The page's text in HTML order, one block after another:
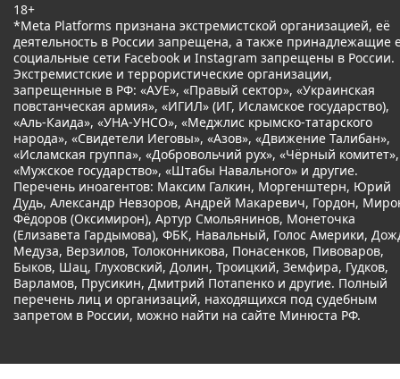
18+
*Meta Platforms признана экстремистской организацией, её
деятельность в России запрещена, а также принадлежащие
социальные сети Facebook и Instagram запрещены в России.
Экстремистские и террористические организации,
запрещенные в РФ: «АУЕ», «Правый сектор», «Украинская
повстанческая армия», «ИГИЛ» (ИГ, Исламское государство),
«Аль-Каида», «УНА-УНСО», «Меджлис крымско-татарского
народа», «Свидетели Иеговы», «Азов», «Движение Талибан»,
«Исламская группа», «Добровольчий рух», «Чёрный комитет»,
«Мужское государство», «Штабы Навального» и другие.
Перечень иноагентов: Максим Галкин, Моргенштерн, Юрий
Дудь, Александр Невзоров, Андрей Макаревич, Гордон,
Фёдоров (Оксимирон), Артур Смольянинов, Монеточка
(Елизавета Гардымова), ФБК, Навальный, Голос Америки,
Медуза, Верзилов, Толоконникова, Понасенков, Пивоваров,
Быков, Шац, Глуховский, Долин, Троицкий, Земфира, Гудков,
Варламов, Прусикин, Дмитрий Потапенко и другие. Полный
перечень лиц и организаций, находящихся под судебным
запретом в России, можно найти на сайте Минюста РФ.